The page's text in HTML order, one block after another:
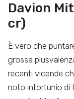
Davion
cr)
È vero che
grossa
recenti vicende
noto infortunio di